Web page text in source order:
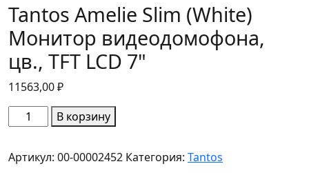
Tantos Amelie Slim (White)
Монитор видеодомофона,
цв., TFT LCD 7"
11563,00₽
Количество
товара
Amelie
В корзину
Артикул: 00-00002452 Категория: Tantos